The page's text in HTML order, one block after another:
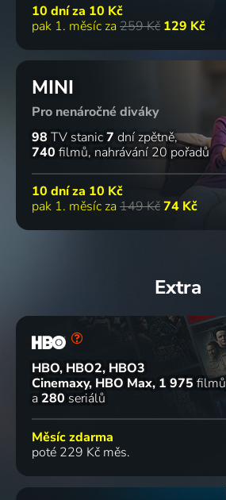
10 dní za 10 Kč
pak 1. měsíc za 259 Kč 129 Kč
MINI
Pro nenáročné diváky
98 TV stanic7 dní zpětně
740 filmů nahrávání 20 pořadů
10 dní za 10 Kč
pak 1. měsíc za 149 Kč74 Kč
Extra
HBO, HBO2, HBO3
Cinemaxy, HBO Max 1 975 filmů
a 280 seriálů
Měsíc zdarma
poté 229 Kč měs.